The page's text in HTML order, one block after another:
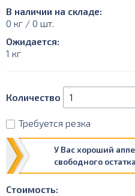
В наличии на складе:
0 кг / 0 шт.
Ожидается:
1 кг
Количество
Требуется резка
У Вас хороший
свободного
Стоимость: